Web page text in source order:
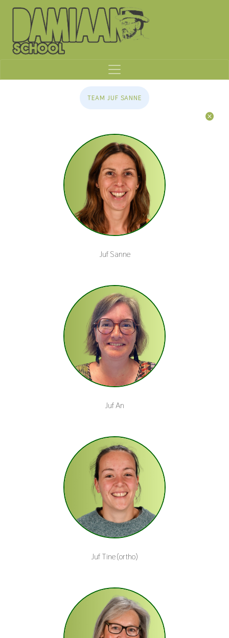
TEAM JUF SANNE
Juf Sanne
Juf An
Juf Tine (ortho)